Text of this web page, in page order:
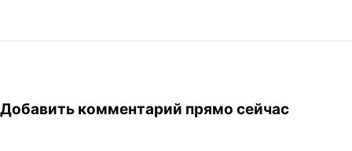
Добавить комментарий прямо сейчас